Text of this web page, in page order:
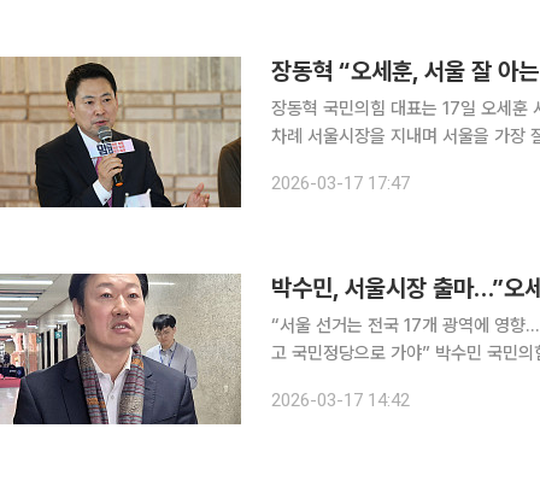
장동혁 “오세훈, 서울 잘 아
장동혁 국민의힘 대표는 17일 오세훈
차례 서울시장을 지내며 서울을 가장
구에서 열린 ‘맘편한특위’ 간담회 이
2026-03-17 17:47
박수민, 서울시장 출마…”오
“서울 선거는 전국 17개 광역에 영향
고 국민정당으로 가야” 박수민 국민의힘 의원(서울 강남구을)은 17일 서울시장 선거 출마를 선언하
기자회견에서 “오늘 제가 서울시장에
2026-03-17 14:42